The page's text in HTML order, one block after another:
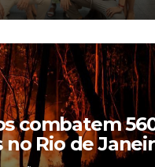
combatem
Rio de